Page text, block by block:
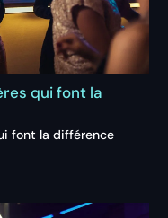
qui font la
font la différence